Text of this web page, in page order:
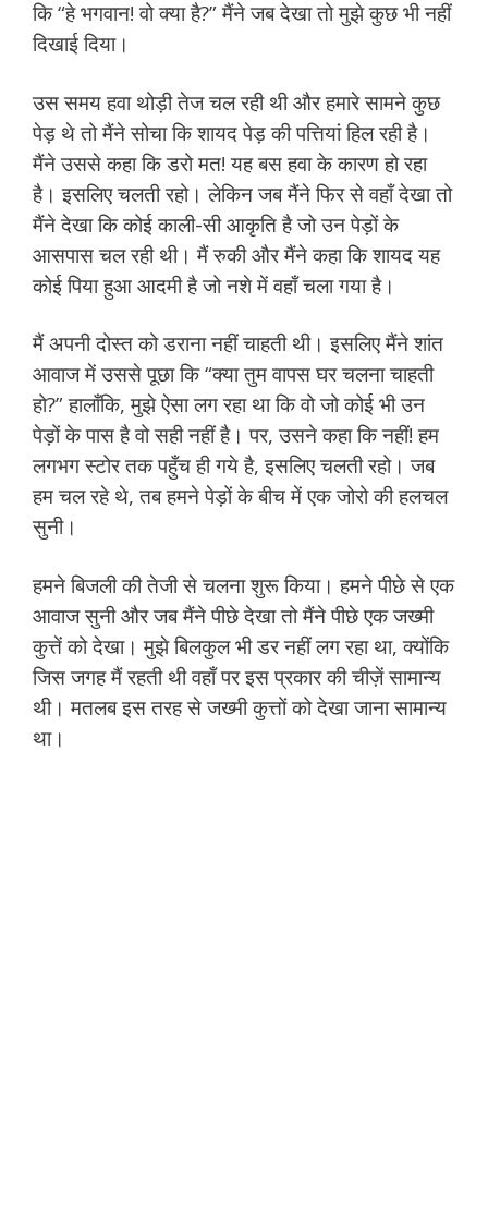
कि “हे भगवान! वो क्या है?” मैंने जब देखा तो मुझे कुछ भी नहीं
दिखाई दिया।
उस समय हवा थोड़ी तेज चल रही थी और हमारे सामने कुछ
पेड़ थे तो मैंने सोचा कि शायद पेड़ की पत्तियां हिल रही है।
मैंने उससे कहा कि डरो मत! यह बस हवा के कारण हो रहा
है। इसलिए चलती रहो। लेकिन जब मैंने फिर से वहाँ देखा तो
मैंने देखा कि कोई काली-सी आकृति है जो उन पेड़ों के
आसपास चल रही थी। मैं रुकी और मैंने कहा कि शायद यह
कोई पिया हुआ आदमी है जो नशे में वहाँ चला गया है।
मैं अपनी दोस्त को डराना नहीं चाहती थी। इसलिए मैंने शांत
आवाज में उससे पूछा कि “क्या तुम वापस घर चलना चाहती
हो?” हालाँकि, मुझे ऐसा लग रहा था कि वो जो कोई भी उन
पेड़ों के पास है वो सही नहीं है। पर, उसने कहा कि नहीं! हम
लगभग स्टोर तक पहुँच ही गये है, इसलिए चलती रहो। जब
हम चल रहे थे, तब हमने पेड़ों के बीच में एक जोरो की हलचल
सुनी।
हमने बिजली की तेजी से चलना शुरू किया। हमने पीछे से एक
आवाज सुनी और जब मैंने पीछे देखा तो मैंने पीछे एक जख्मी
कुत्तें को देखा। मुझे बिलकुल भी डर नहीं लग रहा था, क्योंकि
जिस जगह मैं रहती थी वहाँ पर इस प्रकार की चीज़ें सामान्य
थी। मतलब इस तरह से जख्मी कुत्तों को देखा जाना सामान्य
था।